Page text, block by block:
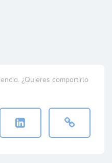
¿Quieres compartirlo